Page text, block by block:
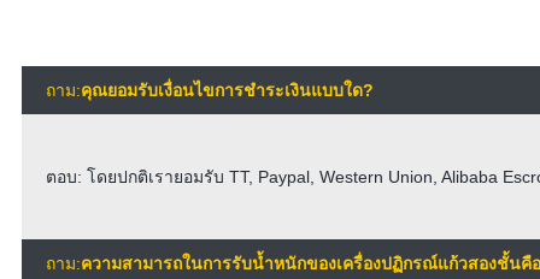
ถาม:คุณยอมรับเงื่อนไขการชำระเงินแบบใด?
ตอบ: โดยปกติเรายอมรับ TT, Paypal, Western Union, Alibaba
ถาม:ความสามารถในการรับน้ำหนักของเครื่องปฏิกรณ์แก้วสองชั้นคื